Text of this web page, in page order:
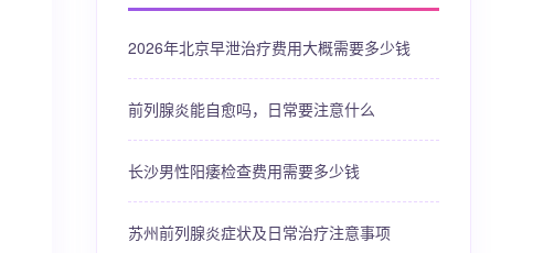
2026年北京早泄治疗费用大概需要多少钱
前列腺炎能自愈吗，日常要注意什么
长沙男性阳痿检查费用需要多少钱
苏州前列腺炎症状及日常治疗注意事项